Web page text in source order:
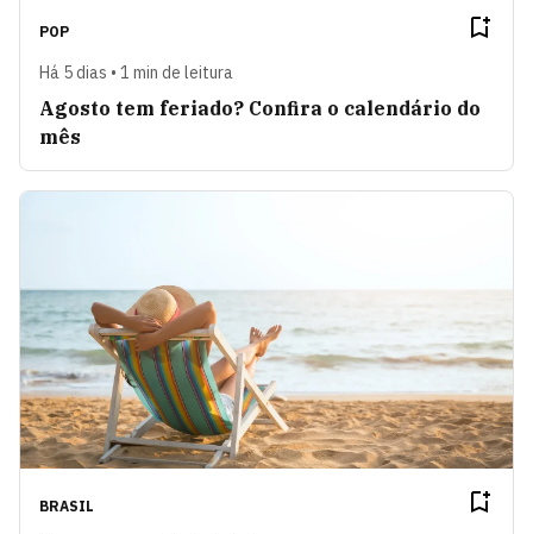
POP
Há 5 dias • 1 min de leitura
Agosto tem feriado? Confira o calendário do
mês
BRASIL